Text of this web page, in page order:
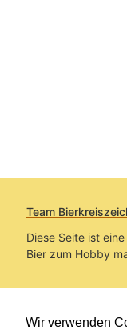
Wir verwenden
Team
Diese Seite ist
Bier zum Hobby
Sie befinden sich